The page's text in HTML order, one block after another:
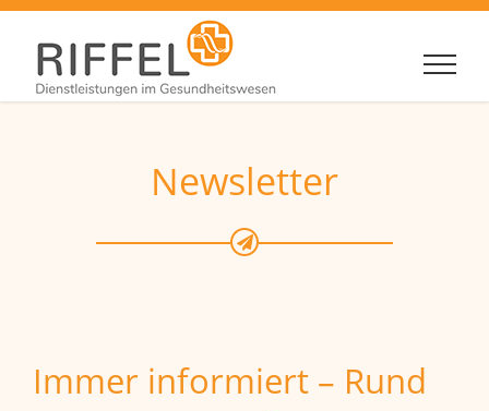
Zum
Inhalt
springen
Newsletter
Immer informiert – Rund